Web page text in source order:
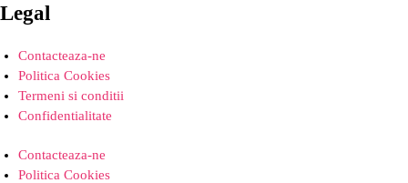
Legal
Contacteaza-ne
Politica Cookies
Termeni si conditii
Confidentialitate
Contacteaza-ne
Politica Cookies